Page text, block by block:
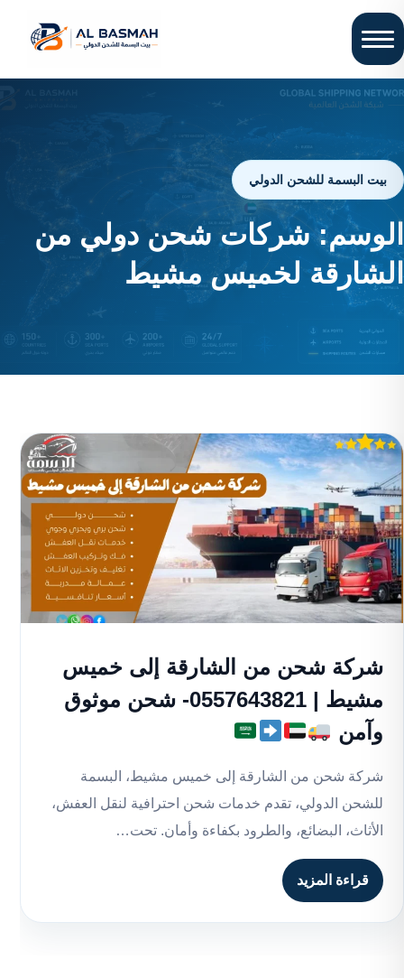
بيت البسمة للشحن الدولي
الوسم:شركات شحن دولي من
الشارقة لخميس مشيط
شركة شحن من الشارقة إلى خميس
مشيط | 0557643821- شحن موثوق
وآمن
شركة شحن من الشارقة إلى خميس مشيط، البسمة
للشحن الدولي، تقدم خدمات شحن احترافية لنقل العفش،
الأثاث، البضائع، والطرود بكفاءة وأمان. تحت…
قراءة المزيد